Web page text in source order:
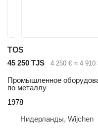
TOS
45 250 TJS
4 250 € ≈ 4 910
Промышленное
по металлу
1978
Нидерланды, Wijchen